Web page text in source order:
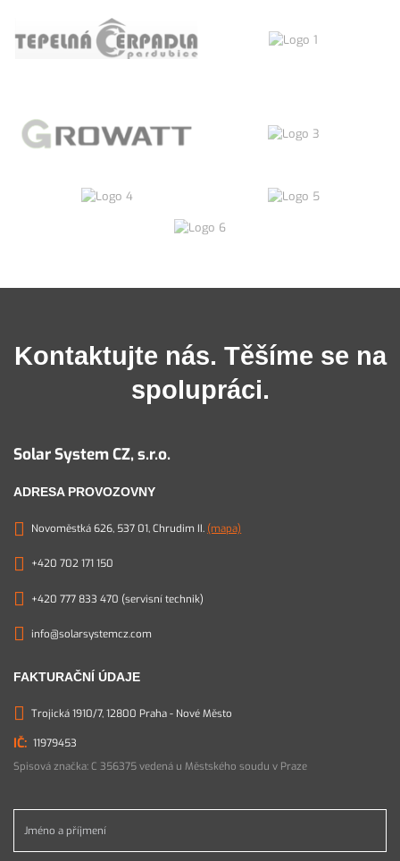
Kontaktujte nás. Těšíme se na
spolupráci.
Solar System CZ, s.r.o.
ADRESA PROVOZOVNY
Novoměstká 626, 537 01, Chrudim II. (mapa)
+420 702 171 150
+420 777 833 470 (servisní technik)
info@solarsystemcz.com
FAKTURAČNÍ ÚDAJE
Trojická 1910/7, 12800 Praha - Nové Město
11979453
Spisová značka: C 356375 vedená u Městského soudu v Praze
Jméno a příjmení *